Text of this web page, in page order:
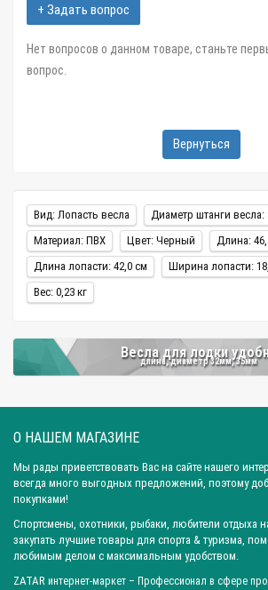
+ Задать вопрос
Нет вопросов о данном товаре, станьте
вопрос.
Вернуться
Вид: Лопасть весла
Диаметр штанги весла:
Материал: ПВХ
Цвет: Черный
Длина:
Длина лопасти: 42,0 см
Ширина лопасти:
Вес: 0,23 кг
Весла для лодки
длина, диаметр 32мм, 35мм
О НАШЕМ МАГАЗИНЕ
Мы рады приветствовать Вас на сайте нашего
всегда много выгодных предложений, поэтому
покупками!
Спортсмены, охотники, рыбаки, любители отдыха
закупать лучшие товары для спорта & туризма,
любимым делом с максимальным удобством.
ZATAR интернет-маркет – Профессионал в сфере